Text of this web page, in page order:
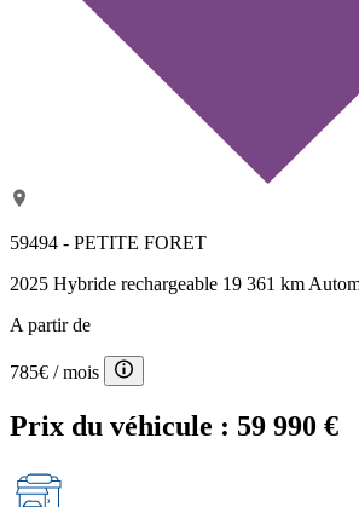
59494 - PETITE FORET
2025 Hybride rechargeable 19 361 km
A partir de
785€ / mois
Prix du véhicule : 59 990 €